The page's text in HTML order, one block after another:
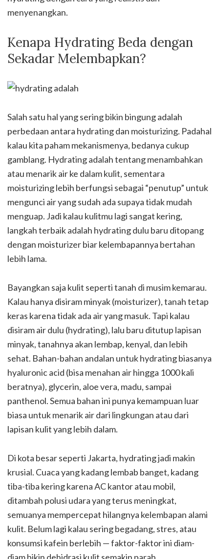
menyenangkan.
Kenapa Hydrating Beda dengan
Sekadar Melembapkan?
Salah satu hal yang sering bikin bingung adalah
perbedaan antara hydrating dan moisturizing. Padahal
kalau kita paham mekanismenya, bedanya cukup
gamblang. Hydrating adalah tentang menambahkan
atau menarik air ke dalam kulit, sementara
moisturizing lebih berfungsi sebagai “penutup” untuk
mengunci air yang sudah ada supaya tidak mudah
menguap. Jadi kalau kulitmu lagi sangat kering,
langkah terbaik adalah hydrating dulu baru ditopang
dengan moisturizer biar kelembapannya bertahan
lebih lama.
Bayangkan saja kulit seperti tanah di musim kemarau.
Kalau hanya disiram minyak (moisturizer), tanah tetap
keras karena tidak ada air yang masuk. Tapi kalau
disiram air dulu (hydrating), lalu baru ditutup lapisan
minyak, tanahnya akan lembap, kenyal, dan lebih
sehat. Bahan-bahan andalan untuk hydrating biasanya
hyaluronic acid (bisa menahan air hingga 1000 kali
beratnya), glycerin, aloe vera, madu, sampai
panthenol. Semua bahan ini punya kemampuan luar
biasa untuk menarik air dari lingkungan atau dari
lapisan kulit yang lebih dalam.
Di kota besar seperti Jakarta, hydrating jadi makin
krusial. Cuaca yang kadang lembab banget, kadang
tiba-tiba kering karena AC kantor atau mobil,
ditambah polusi udara yang terus meningkat,
semuanya mempercepat hilangnya kelembapan alami
kulit. Belum lagi kalau sering begadang, stres, atau
konsumsi kafein berlebih — faktor-faktor ini diam-